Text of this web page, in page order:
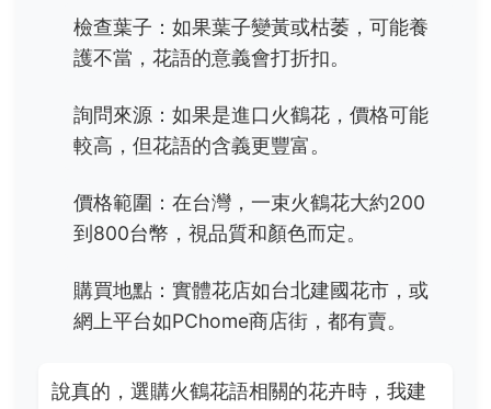
檢查葉子：如果葉子變黃或枯萎，可能養
護不當，花語的意義會打折扣。
詢問來源：如果是進口火鶴花，價格可能
較高，但花語的含義更豐富。
價格範圍：在台灣，一束火鶴花大約200
到800台幣，視品質和顏色而定。
購買地點：實體花店如台北建國花市，或
網上平台如PChome商店街，都有賣。
說真的，選購火鶴花語相關的花卉時，我建